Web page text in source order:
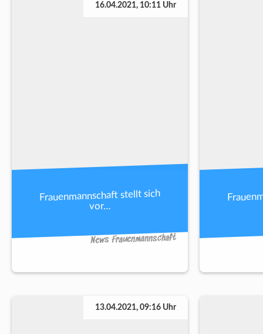
16.04.2021, 10:11 Uhr
Frauenmannschaft stellt sich
vor…
News Frauenmannschaft
13.04.2021, 09:16 Uhr